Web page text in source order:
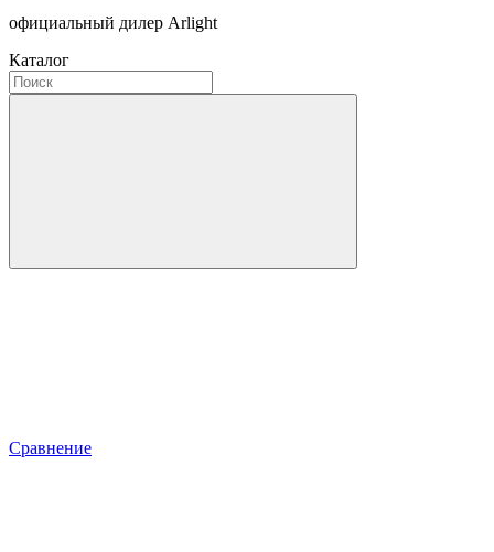
официальный дилер Arlight
Каталог
Сравнение